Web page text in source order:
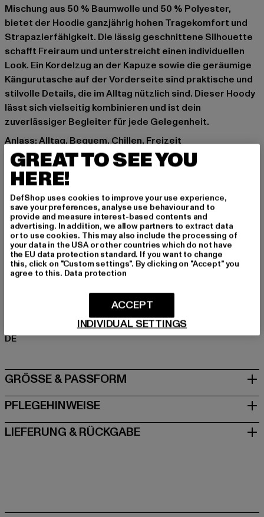
Mischung aus 50 % Baumwolle und 50 % Polyester,
bietet der Hoodie ganzjährig hohen Tragekomfort und
Strapazierfähigkeit. Die lässig geschnittene Silhouette
schafft Freiraum und unterstreicht einen individuellen
Look. Ein Kordelzug an der Kapuze sowie die geräumige
Kängurutasche auf der Vorderseite sind praktische und
stilvolle Details, die im Alltag nützlich sind. Dieser Hoody
lässt sich vielseitig kombinieren und ist dein
zuverlässiger Begleiter für jede Gelegenheit.
Anlass: Alltag, Bequem, Chillen, Freizeit
Ausschnitt: Kapuze mit Kordelzug
Ärmelart: Langarm
Schnitt: Oversize
Marke: Urban Classics
Kat.: Hoodies
Farbe: schwarz
Hersteller Farbe: black
Materialzusammensetzung: 50% Baumwolle, 50%
Polyester
Art.Nr: TB1593-00007
Hersteller: TB International GmbH |
Dr.-Robert-Murjahn-Straße 7 | 64372 Ober-Ramstadt |
DE
GRÖSSE & PASSFORM
PFLEGEHINWEISE
LIEFERUNG & RÜCKGABE
GREAT TO SEE YOU
HERE!
DefShop uses cookies to improve your use experience,
save your preferences, analyse use behaviour and to
provide and measure interest-based contents and
advertising. In addition, we allow partners to extract data
or to use cookies. This may also include the processing of
your data in the USA or other countries which do not have
the EU data protection standard. If you want to change
this, click on "Custom settings". By clicking on "Accept" you
agree to this. Data protection
INDIVIDUAL SETTINGS
ACCEPT